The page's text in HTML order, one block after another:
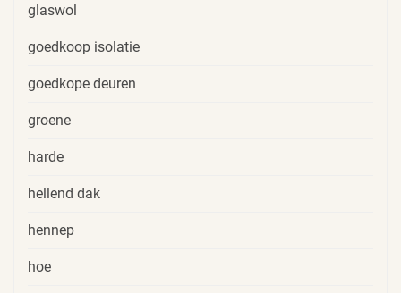
glaswol
goedkoop isolatie
goedkope deuren
groene
harde
hellend dak
hennep
hoe